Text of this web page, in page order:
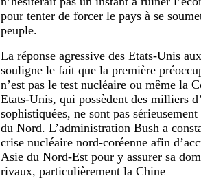
pour tenter de forcer le pays à se
peuple.
La réponse agressive des Etats-Unis
souligne le fait que la première
n’est pas le test nucléaire ou même la
Etats-Unis, qui possèdent des milliers
sophistiquées, ne sont pas
du Nord. L’administration Bush a
crise nucléaire nord-coréenne afin
Asie du Nord-Est pour y assurer sa
rivaux, particulièrement la Chine